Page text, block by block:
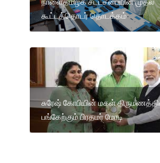
கூட்டத்தொடர் தொடக்கம்
சுரேஷ் கோபியின் மகள்
பங்கேற்கும் பிரதமர் மோடி